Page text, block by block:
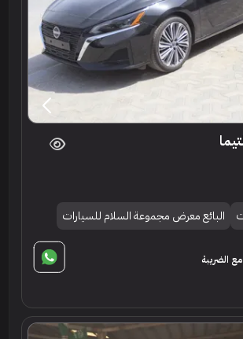
البائع معرض مجموعة السلام للسيارات
مع الضريبة